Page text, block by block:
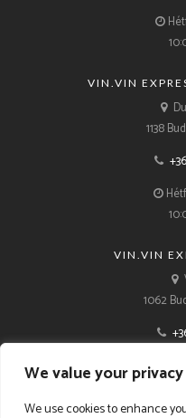
We value your privacy
We use cookies to enhance
VIN.VIN
1138
VIN.VIN
1062